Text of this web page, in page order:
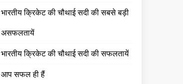
भारतीय क्रिकेट की चौथाई सदी की सबसे बड़ी
असफलतायें
भारतीय क्रिकेट की चौथाई सदी की सफलतायें
आप सफल ही हैं